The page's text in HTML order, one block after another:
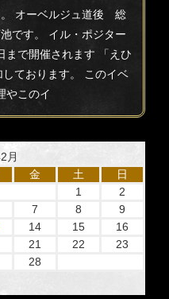
。 オーベルジュ道後 総
です。 イル・ポジター
まで開催されます 「えひ
ております。 このイベ
やこのイ
月
金 土
日
1
2
7 8
9
14 15
16
21 22
23
28